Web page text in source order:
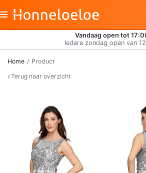
Vandaag open tot
Iedere zondag open van
Home
Product
Terug naar overzicht